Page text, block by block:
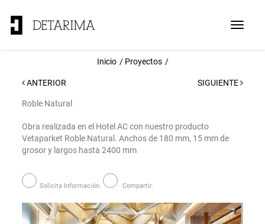
Toggle
Inicio Proyectos
ANTERIOR SIGUIENTE
Roble Natural
Obra realizada en el Hotel AC con nuestro producto
Vetaparket Roble Natural. Anchos de 180 mm, 15 mm de
grosor y largos hasta 2400 mm
Solicita Información. Compartir.